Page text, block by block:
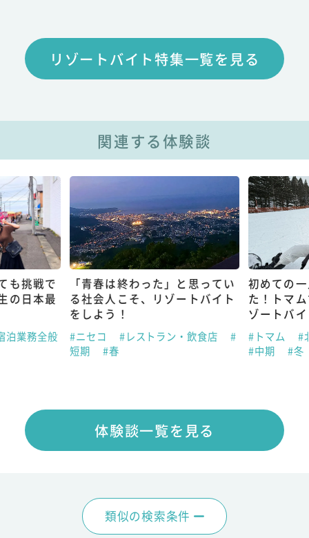
リゾートバイト特集一覧を見る
関連する体験談
も挑戦で
の日本最
泊業務全般
「青春は終わった」と思ってい
る社会人こそ、リゾートバイト
をしよう！
#ニセコ #レストラン・飲食店
#
短期
#春
初めての
た！トマ
ゾートバ
#トマム
#
#中期
#冬
体験談一覧を見る
類似の検索条件